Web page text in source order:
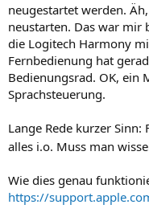
neugestartet werden.
neustarten. Das war mir
die Logitech Harmony
Fernbedienung hat
Bedienungsrad. OK, ein
Sprachsteuerung.
Lange Rede kurzer
alles i.o. Muss man
Wie dies genau
https://